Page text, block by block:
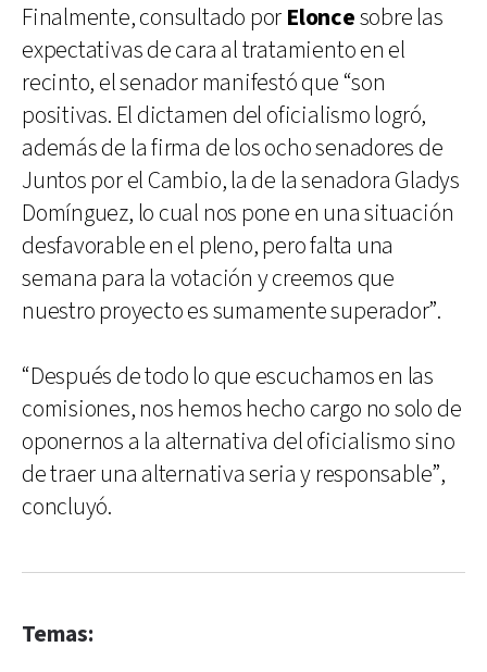
Finalmente, consultado por Eloncesobre las
expectativas de cara al tratamiento en el
recinto, el senador manifestó que “son
positivas. El dictamen del oficialismo logró,
además de la firma de los ocho senadores de
Juntos por el Cambio, la de la senadora Gladys
Domínguez, lo cual nos pone en una situación
desfavorable en el pleno, pero falta una
semana para la votación y creemos que
nuestro proyecto es sumamente superador”.
“Después de todo lo que escuchamos en las
comisiones, nos hemos hecho cargo no solo de
oponernos a la alternativa del oficialismo sino
de traer una alternativa seria y responsable”,
concluyó.
Temas: